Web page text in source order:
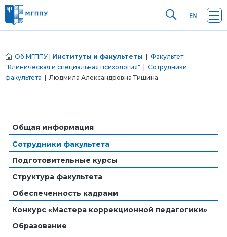
Об МГППУ Институты и факультеты
Факультет
"Клиническая и специальная психология"
Сотрудники
факультета | Людмила Александровна Тишина
Общая информация
Сотрудники факультета
Подготовительные курсы
Структура факультета
Обеспеченность кадрами
Конкурс «Мастера коррекционной педагогики»
Образование